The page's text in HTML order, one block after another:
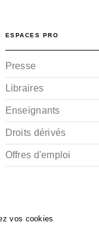
ESPACES PRO
Presse
Libraires
Enseignants
Droits dérivés
Offres d'emploi
vos cookies